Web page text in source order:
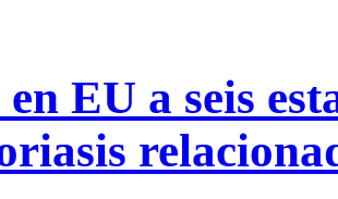
EU a seis